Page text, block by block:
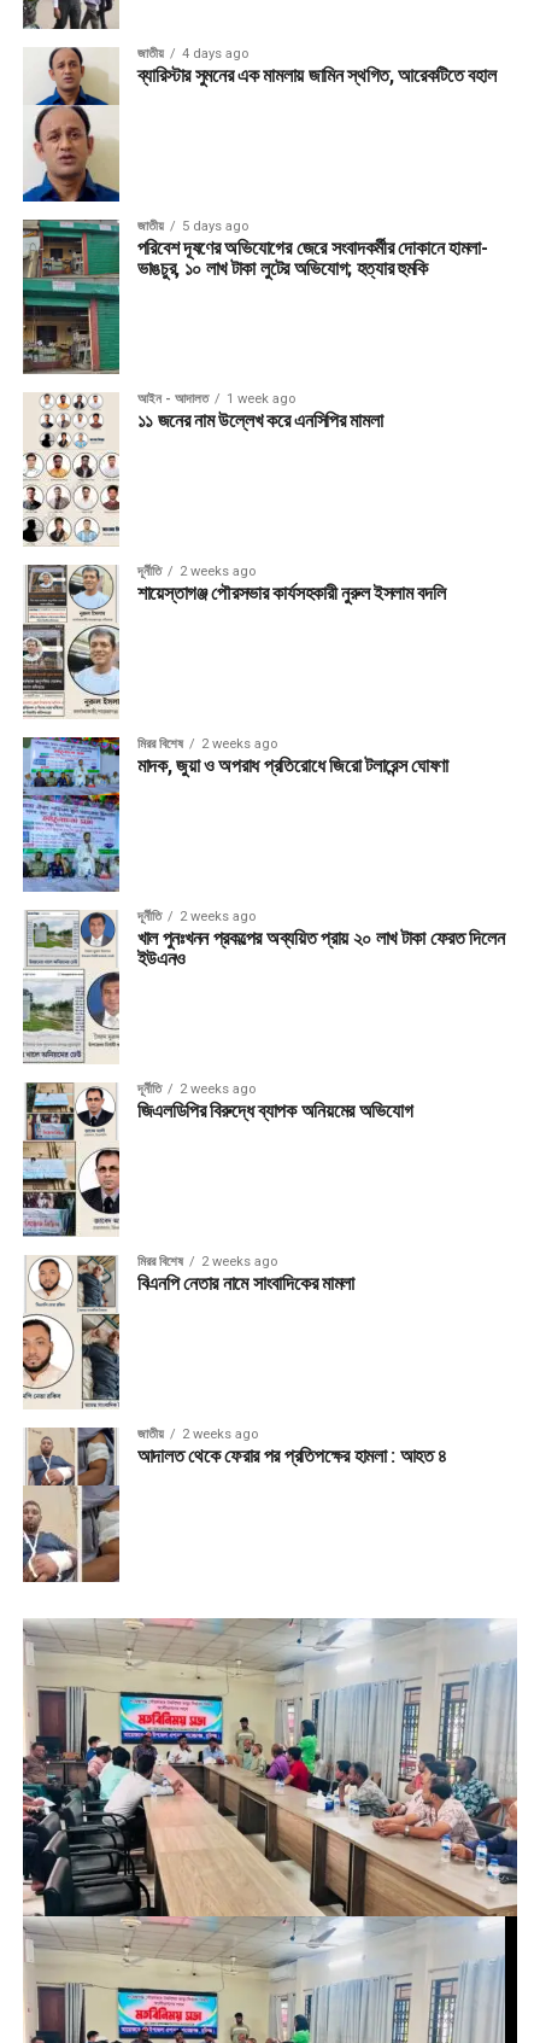
জাতীয় 4 days ago
ব্যারিস্টার সুমনের এক মামলায় জামিন স্থগিত, আরেকটিতে বহাল
জাতীয় 5 days ago
পরিবেশ দূষণের অভিযোগের জেরে সংবাদকর্মীর দোকানে হামলা-
ভাঙচুর, ১০ লাখ টাকা লুটের অভিযোগ; হত্যার হুমকি
আইন - আদালত 1 week ago
১১ জনের নাম উল্লেখ করে এনসিপির মামলা
দূর্নীতি 2 weeks ago
শায়েস্তাগঞ্জ পৌরসভার কার্যসহকারী নুরুল ইসলাম বদলি
মিরর বিশেষ 2 weeks ago
মাদক, জুয়া ও অপরাধ প্রতিরোধে জিরো টলারেন্স ঘোষণা
দূর্নীতি 2 weeks ago
খাল পুনঃখনন প্রকল্পের অব্যয়িত প্রায় ২০ লাখ টাকা ফেরত দিলেন
ইউএনও
দূর্নীতি 2 weeks ago
জিএলডিপির বিরুদ্ধে ব্যাপক অনিয়মের অভিযোগ
মিরর বিশেষ 2 weeks ago
বিএনপি নেতার নামে সাংবাদিকের মামলা
জাতীয় 2 weeks ago
আদালত থেকে ফেরার পর প্রতিপক্ষের হামলা : আহত ৪